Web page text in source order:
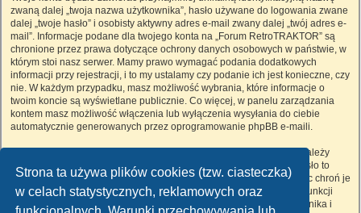
Strona ta używa plików cookies (tzw. ciasteczka)
w celach statystycznych, reklamowych oraz
zwaną dalej „twoja nazwa użytkownika”, hasło używane do logowania zwane
dalej „twoje hasło” i osobisty aktywny adres e-mail zwany dalej „twój adres e-
mail”. Informacje podane dla twojego konta na „Forum RetroTRAKTOR” są
chronione przez prawa dotyczące ochrony danych osobowych w państwie, w
którym stoi nasz serwer. Mamy prawo wymagać podania dodatkowych
informacji przy rejestracji, i to my ustalamy czy podanie ich jest konieczne, czy
nie. W każdym przypadku, masz możliwość wybrania, które informacje o
twoim koncie są wyświetlane publicznie. Co więcej, w panelu zarządzania
kontem masz możliwość włączenia lub wyłączenia wysyłania do ciebie
automatycznie generowanych przez oprogramowanie phpBB e-maili.
Twoje hasło jest zaszyfrowane, więc jest bezpieczne, niemniej nie należy
używać tego samego hasła na różnych witrynach internetowych. Hasło to
umożliwia dostęp do twojego konta na „Forum RetroTRAKTOR”, więc chroń je
i w żadnym wypadku nie podawajnikomu. Jeśli je zapomnisz, użyj funkcji
„Nie pamiętam hasła”. Witryna poprosi cię o podanie nazwy użytkownika i